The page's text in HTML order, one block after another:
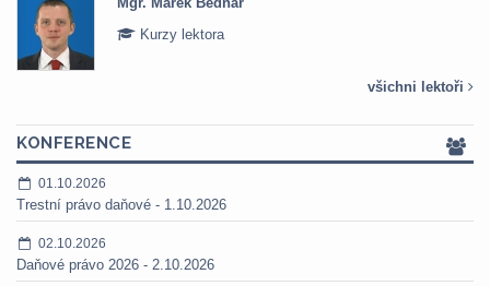
Kurzy lektora
všichni lektoři
KONFERENCE
01.10.2026
Trestní právo daňové - 1.10.2026
02.10.2026
Daňové právo 2026 - 2.10.2026